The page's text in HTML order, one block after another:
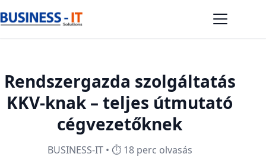
Rendszergazda szolgáltatás
KKV-knak – teljes útmutató
cégvezetőknek
BUSINESS-IT • ⏱️ 18 perc olvasás